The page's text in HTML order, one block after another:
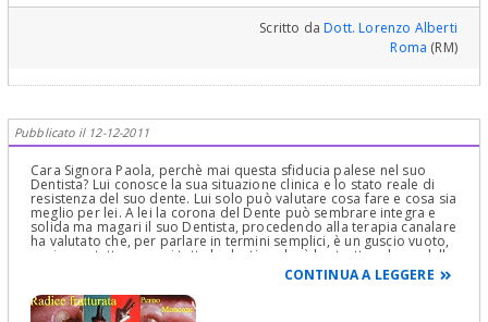
Scritto daDott. Lorenzo Alberti
Roma (RM)
Pubblicato il 12-12-2011
Cara Signora Paola, perchè mai questa sfiducia palese nel suo
Dentista? Lui conosce la sua situazione clinica e lo stato reale di
resistenza del suo dente. Lui solo può valutare cosa fare e cosa sia
meglio per lei. A lei la corona del Dente può sembrare integra e
solida ma magari il suo Dentista, procedendo alla terapia canalare
ha valutato che, per parlare in termini semplici, è un guscio vuoto,
ossia con tutta o quasi tutta la dentina che è la struttura base della
corona del dente e che sostiene lo smalto, è distrutta. Quindi
intende ricostruirlo con un perno o con un pernomoncone con
sopra una corona protesica! Cordialmente Gustavo Petti,
Parodontologia, Implantologia, Gnatologia e Riabilitazione Orale
CONTINUA A LEGGERE